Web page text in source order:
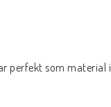
perfekt som material i